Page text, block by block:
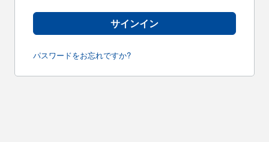
パスワードをお忘れですか?
サインイン